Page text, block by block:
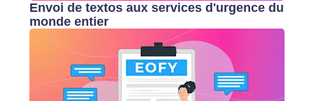
Envoi de textos aux services d'urgence du
monde entier